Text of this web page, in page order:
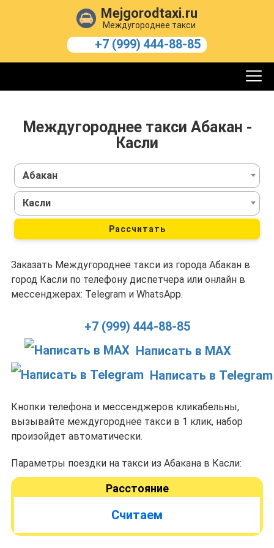
Mejgorodtaxi.ru
Междугороднее такси
+7 (999) 444-88-85
Междугороднее такси Абакан -
Касли
Абакан
Касли
Рассчитать
Заказать Междугороднее такси из города Абакан в
город Касли по телефону диспетчера или онлайн в
мессенджерах: Telegram и WhatsApp.
+7 (999) 444-88-85
Написать в MAX
Написать в Telegram
Кнопки телефона и мессенджеров кликабельны,
вызывайте междугороднее такси в 1 клик, набор
произойдет автоматически.
Параметры поездки на такси из Абакана в Касли:
Расстояние
Считаем